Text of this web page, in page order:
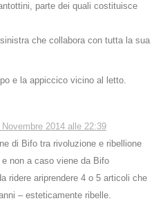
parte dei quali costituisce
che collabora con tutta la sua
e la appiccico vicino al letto.
Novembre 2014 alle 22:39
di Bifo tra rivoluzione e ribellione
non a caso viene da Bifo
ridere ariprendere 4 o 5 articoli che
– esteticamente ribelle.